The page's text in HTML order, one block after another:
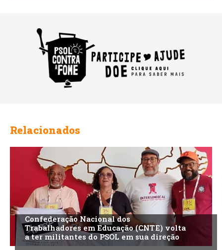
Relacionados
Confederação Nacional dos
Trabalhadores em Educação (CNTE) volta
a ter militantes do PSOL em sua direção